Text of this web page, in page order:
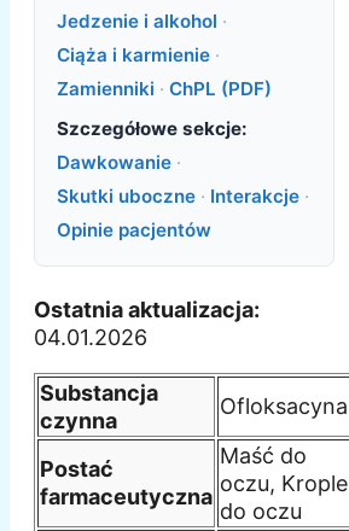
Jedzenie i alkohol ·
Ciąża i karmienie ·
Zamienniki · ChPL (PDF)
Szczegółowe sekcje:
Dawkowanie ·
Skutki uboczne · Interakcje ·
Opinie pacjentów
Ostatnia aktualizacja:
04.01.2026
Substancja
czynna
Ofloksacyna
Postać
farmaceutyczna
Maść do
oczu, Krople
do oczu